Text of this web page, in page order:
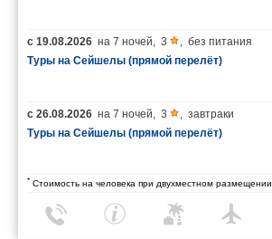
с 19.08.2026 на 7 ночей 3
без питания
Туры на Сейшелы (прямой перелёт)
с 26.08.2026 на 7 ночей 3
завтраки
Туры на Сейшелы (прямой перелёт)
* Стоимость на человека при двухместном размещении